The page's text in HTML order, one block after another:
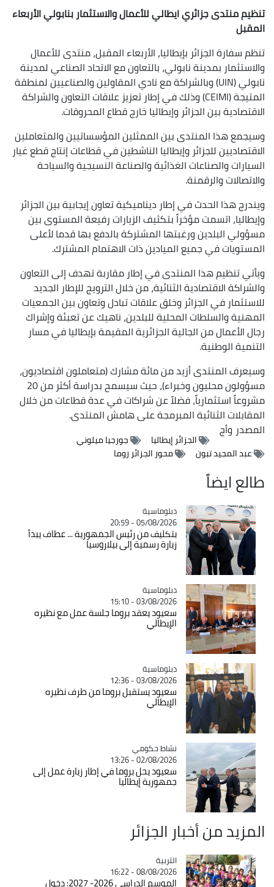
تنظيم منتدى جزائري ايطالي للأعمال والاستثمار بنابولي الأربعاء
المقبل
تنظم سفارة الجزائر بإيطاليا، الأربعاء المقبل، منتدى للأعمال
والاستثمار بمدينة نابولي، بالتعاون مع الاتحاد الصناعي لمدينة
نابولي (UIN) وبالشراكة مع نادي المقاولين والصناعيين لمنطقة
المتيجة (CEIMI) وذلك في إطار تعزيز علاقات التعاون والشراكة
الاقتصادية بين الجزائر وإيطاليا خارج قطاع المحروقات.
وسيجمع هذا المنتدى بين الممثلين المؤسساتيين والمتعاملين
الاقتصاديين للجزائر وإيطاليا الناشطين في قطاعات إنتاج قطع غيار
السيارات والصناعات الغذائية والصناعة النسيجية والسياحة
والاتصالات والرقمنة.
ويندرج هذا الحدث في إطار ديناميكية تعاون إيجابية بين الجزائر
وإيطاليا، اتسمت مؤخراً بتكثيف الزيارات رفيعة المستوى بين
مسؤولي البلدين ورغبتها المشتركة بالدفع بها قدما لأعلى
المستويات في جميع الميادين ذات الاهتمام المشترك.
ويأتي تنظيم هذا المنتدى في إطار مقاربة تهدف إلى التعاون
والشراكة الاقتصادية الثنائية، من خلال الترويج للإطار الجديد
للاستثمار في الجزائر وخلق علاقات تبادل وتعاون بين الجمعيات
المهنية والسلطات المحلية للبلدين، ناهيك عن تعبئة وإشراك
رجال الأعمال من الجالية الجزائرية المقيمة بإيطاليا في مسار
التنمية الوطنية.
وسيعرف المنتدى أزيد من مائة مشارك (متعاملون اقتصاديون،
مسؤولون محليون وخبراء)، حيث سيسمح بدراسة أكثر من 20
مشروعاً استثمارياً، فضلاً عن شراكات في عدة قطاعات من خلال
المقابلات الثنائية المبرمجة على هامش المنتدى.
المصدروأج
الجزائر إيطاليا
جورجيا ميلوني
عبد المجيد تبون
محور الجزائر روما
طالع ايضاً
Catégorie
دبلوماسية
05/08/2026 - 20:59
بتكليف من رئيس الجمهورية ... عطاف يبدأ
زيارة رسمية إلى بيلاروسيا
Catégorie
دبلوماسية
03/08/2026 - 15:10
سعيود يعقد بروما جلسة عمل مع نظيره
الإيطالي
Catégorie
دبلوماسية
03/08/2026 - 12:36
سعيود يستقبل بروما من طرف نظيره
الإيطالي
Catégorie
نشاط حكومي
02/08/2026 - 13:26
سعيود يحل بروما في إطار زيارة عمل إلى
جمهورية إيطاليا
المزيد من أخبار الجزائر
Catégorie
التربية
08/08/2026 - 16:22
الموسم الدراسي 2026- 2027: دخول